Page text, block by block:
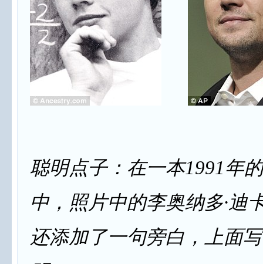
聪明点子：在一本1991年
中，照片中的李奥纳多·迪
还添加了一句旁白，上面